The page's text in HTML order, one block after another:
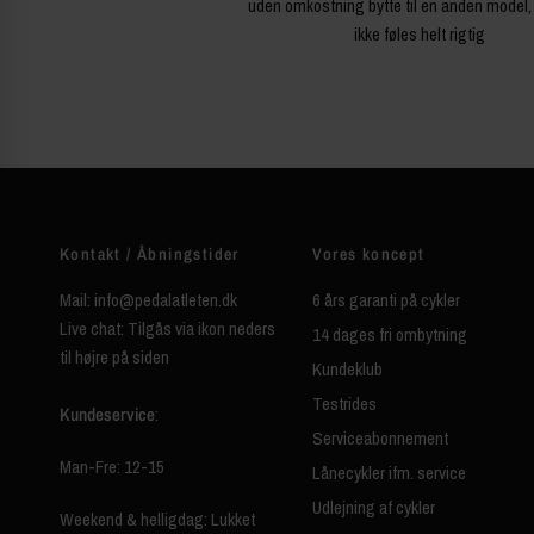
uden omkostning bytte til en anden
ikke føles helt rigtig
Kontakt / Åbningstider
Mail: info@pedalatleten.dk
Live chat: Tilgås via ikon neders
til højre på siden
Kundeservice:
Man-Fre: 12-15
Weekend & helligdag: Lukket
Vores koncept
6 års garanti på cykler
14 dages fri ombytning
Kundeklub
Testrides
Serviceabonnement
Lånecykler ifm. service
Udlejning af cykler